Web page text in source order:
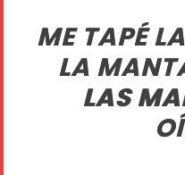
ME TAPÉ
LA
LAS